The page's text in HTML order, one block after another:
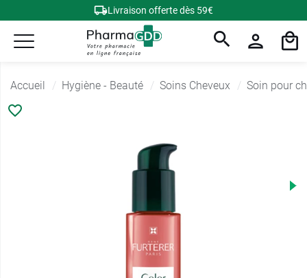
Livraison offerte dès 59€
Accueil Hygiène - Beauté Soins Cheveux Soin pour